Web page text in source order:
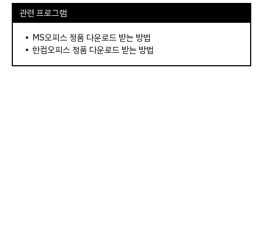
관련 프로그램
• MS오피스 정품 다운로드 받는 방법
• 한컴오피스 정품 다운로드 받는 방법